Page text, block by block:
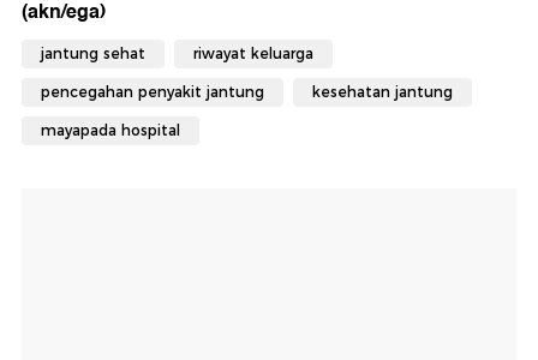
(akn/ega)
jantung sehat riwayat keluarga
pencegahan penyakit jantung kesehatan jantung
mayapada hospital